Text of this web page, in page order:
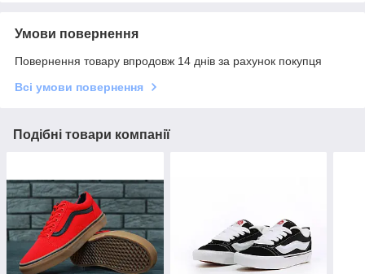
Умови повернення
Повернення товару впродовж 14 днів за рахунок покупця
Всі умови повернення
Подібні товари компанії